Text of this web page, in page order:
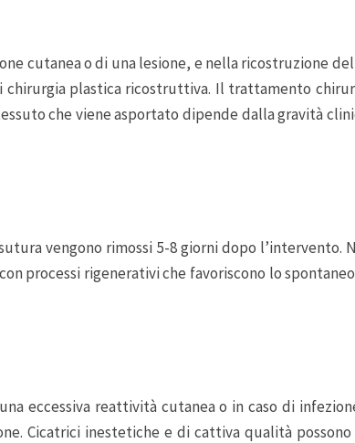
cutanea o di una lesione, e nella ricostruzione
plastica ricostruttiva. Il trattamento
che viene asportato dipende dalla gravità
vengono rimossi 5-8 giorni dopo l’intervento.
processi rigenerativi che favoriscono lo
eccessiva reattività cutanea o in caso di
Cicatrici inestetiche e di cattiva qualità